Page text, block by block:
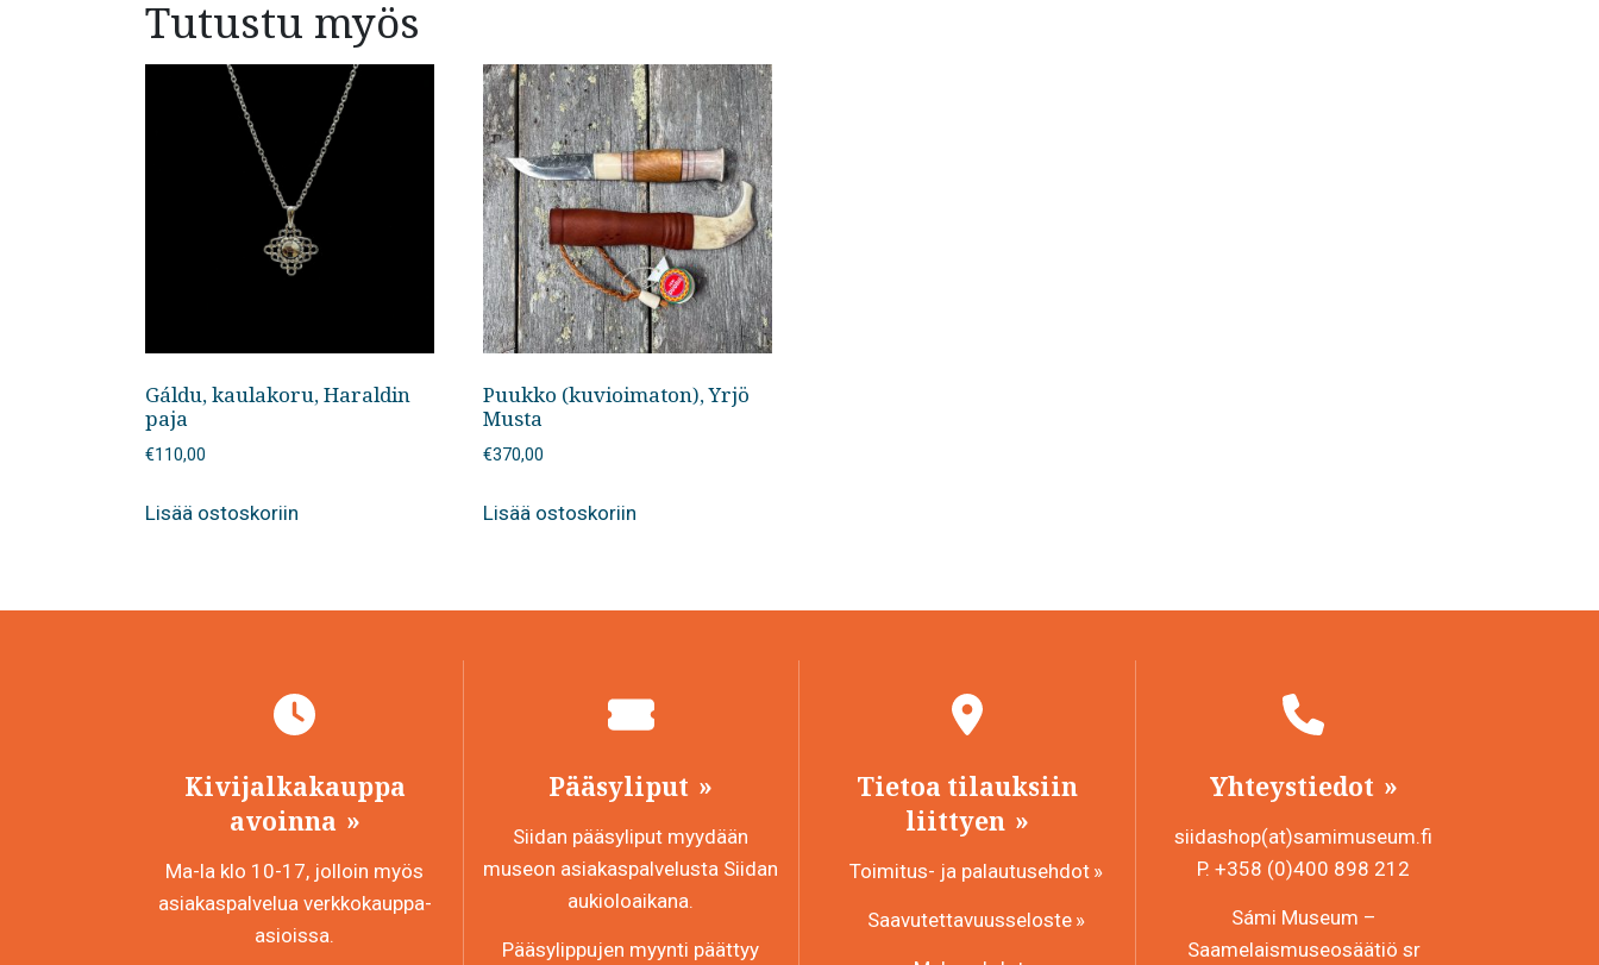
Tutustu myös
Gáldu, kaulakoru, Haraldin
paja
€110,00
Lisää ostoskoriin
Puukko (kuvioimaton), Yrjö
Musta
€370,00
Lisää ostoskoriin
Kivijalkakauppa
avoinna
Ma-la klo 10-17, jolloin myös
asiakaspalvelua verkkokauppa-
asioissa.
Pääsyliput
Siidan pääsyliput myydään
museon asiakaspalvelusta Siidan
aukioloaikana.
Pääsylippujen myynti päättyy
Tietoa tilauksiin
liittyen
Toimitus- ja palautusehdot
Saavutettavuusseloste
Yhteystiedot
siidashop(at)samimuseum.fi
P. +358 (0)400 898 212
Sámi Museum –
Saamelaismuseosäätiö sr